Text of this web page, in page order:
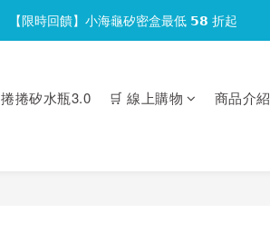
官網會員首次下單現折 $𝟏𝟎𝟎 元❕
【限時回饋】小海龜矽密盒最低 𝟱𝟴 折起
捲捲矽水瓶3.0 🛒 線上購物 商品介紹